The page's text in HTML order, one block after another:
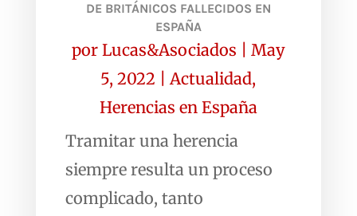
DE BRITÁNICOS FALLECIDOS EN
ESPAÑA
por Lucas&Asociados
May
5, 2022 |Actualidad,
Herencias en España
Tramitar una herencia
siempre resulta un proceso
complicado, tanto